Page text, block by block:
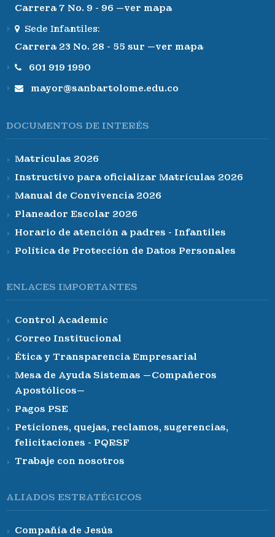
Carrera 7 No. 9 - 96 —ver mapa
Sede Infantiles:
Carrera 23 No. 28 - 55 sur —ver mapa
601 919 1990
mayor@sanbartolome.edu.co
DOCUMENTOS DE INTERÉS
Matrículas 2026
Instructivo para oficializar Matrículas 2026
Manual de Convivencia 2026
Planeador Escolar 2026
Horario de atención a padres - Infantiles
Política de Protección de Datos Personales
ENLACES IMPORTANTES
Control Academic
Correo Institucional
Ética y Transparencia Empresarial
Mesa de Ayuda Sistemas —Compañeros
Apostólicos—
Pagos PSE
Peticiones, quejas, reclamos, sugerencias,
felicitaciones - PQRSF
Trabaje con nosotros
ALIADOS ESTRATÉGICOS
Compañía de Jesús